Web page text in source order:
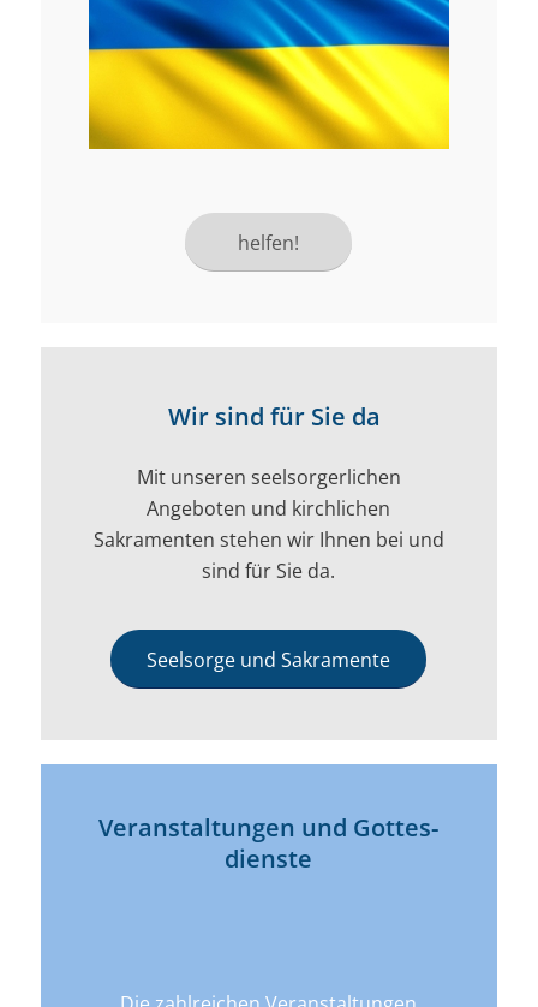
helfen!
Wir sind für Sie da
Mit unseren seelsorgerlichen
Angeboten und kirchlichen
Sakramenten stehen wir Ihnen bei und
sind für Sie da.
Seelsorge und Sakramente
Veran­­staltungen und Gottes­
dienste